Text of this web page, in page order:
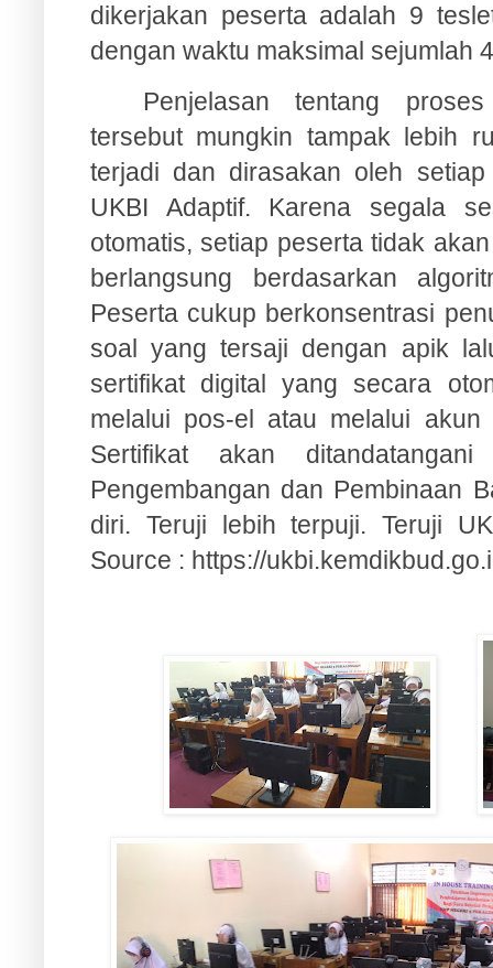
dikerjakan peserta adalah 9
dengan waktu maksimal sejumlah
Penjelasan tentang
tersebut mungkin tampak lebih
terjadi dan dirasakan oleh
UKBI Adaptif. Karena segala
otomatis, setiap peserta tidak
berlangsung berdasarkan
Peserta cukup berkonsentrasi
soal yang tersaji dengan apik
sertifikat digital yang secara
melalui pos-el atau melalui
Sertifikat akan
Pengembangan dan Pembinaan
diri. Teruji lebih terpuji. Teruji
Source : https://